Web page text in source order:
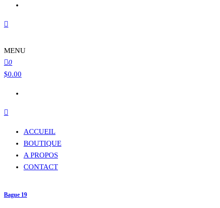
MENU
0
$0.00
ACCUEIL
BOUTIQUE
A PROPOS
CONTACT
Bague 19